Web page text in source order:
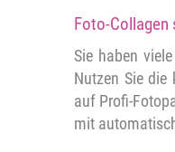
Foto-
Sie haben
Nutzen Sie die
auf Profi-
mit